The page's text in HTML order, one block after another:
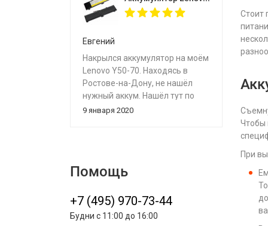
Стоит
Чтобы
При
Евгений
Накрылся аккумулятор на моём
Lenovo Y50-70. Находясь в
Ростове-на-Дону, не нашёл
нужный аккум. Нашёл тут по
хорошей цене и в наличии.
Встал отлично, на место
Огромное спасибо магазину!
9 января 2020
Помощь
+7 (495) 970-73-44
Будни с 11:00 до 16:00